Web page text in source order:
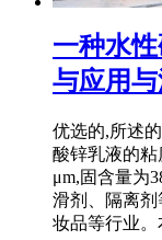
一种水
与应用
优选的,所述
酸锌乳液的粘
μm,固含量为
滑剂、隔离
妆品等行业。